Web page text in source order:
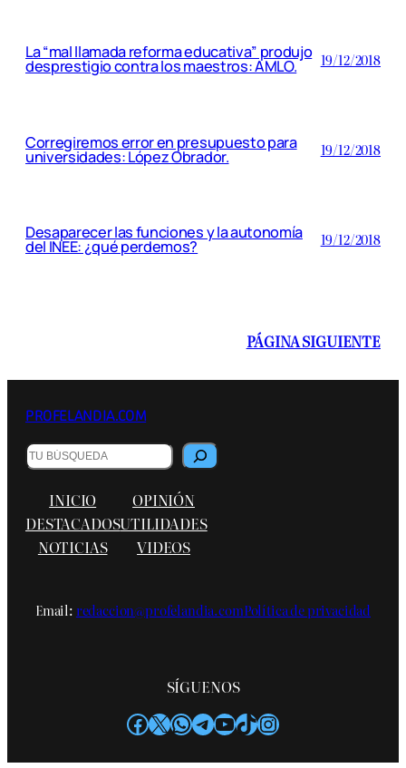
La “mal llamada reforma educativa” produjo
desprestigio contra los maestros: AMLO. 19/12/2018
Corregiremos error en presupuesto para
universidades: López Obrador. 19/12/2018
Desaparecer las funciones y la autonomía
del INEE: ¿qué perdemos? 19/12/2018
PÁGINA SIGUIENTE
PROFELANDIA.COM
Buscar
INICIO
DESTACADOS
NOTICIAS
OPINIÓN
UTILIDADES
VIDEOS
Email:redaccion@profelandia.comPolítica de privacidad
SÍGUENOS
Facebook
X WhatsApp
Telegram
YouTube
TikTok
Instagram